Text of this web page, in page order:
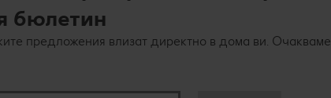
бюлетин
предложения влизат директно в дома ви. Очакваме